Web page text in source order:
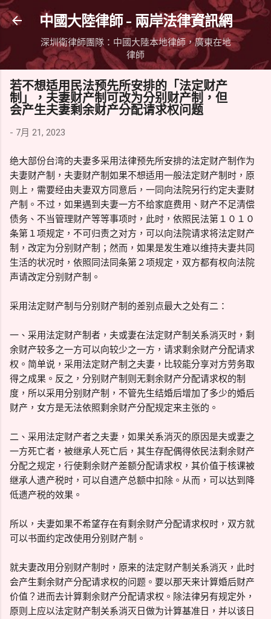
跳到主要內容
中國大陸律師 - 兩岸法律資訊網
深圳衛律師團隊：中國大陸本地律師，廣東在地
律師
若不想适用民法预先所安排的「法定财产
制」，夫妻财产制可改为分别财产制，但
会产生夫妻剩余财产分配请求权问题
- 7月 21, 2023
绝大部份台湾的夫妻多采用法律预先所安排的法定财产制作为
夫妻财产制，夫妻财产制如果不想适用一般法定财产制时，原
则上，需要经由夫妻双方同意后，一同向法院另行约定夫妻财
产制。不过，如果遇到夫妻一方不给家庭费用、财产不足清偿
债务、不当管理财产等等事项时，此时，依照民法第１０１０
条第１项规定，不可归责之对方，可以向法院请求将法定财产
制，改定为分别财产制；然而，如果是发生难以维持夫妻共同
生活的状况时，依照同法同条第２项规定，双方都有权向法院
声请改定分别财产制。
采用法定财产制与分别财产制的差别点最大之处有二：
一、采用法定财产制者，夫或妻在法定财产制关系消灭时，剩
余财产较多之一方可以向较少之一方，请求剩余财产分配请求
权。简单说，采用法定财产制之夫妻，比较能分享对方劳务取
得之成果。反之，分别财产制则无剩余财产分配请求权的制
度，所以采用分别财产制，不管先生结婚后增加了多少的婚后
财产，女方是无法依照剩余财产分配规定来主张的。
二、采用法定财产者之夫妻，如果关系消灭的原因是夫或妻之
一方死亡者，被继承人死亡后，其生存配偶得依民法剩余财产
分配之规定，行使剩余财产差额分配请求权，其价值于核课被
继承人遗产税时，可以自遗产总额中扣除。从而，可以达到降
低遗产税的效果。
所以，夫妻如果不希望存在有剩余财产分配请求权时，双方就
可以书面约定改使用分别财产制。
就夫妻改用分别财产制时，原来的法定财产制关系消灭，此时
会产生剩余财产分配请求权的问题。要以那天来计算婚后财产
价值？进而去计算剩余财产分配请求权。除法律另有规定外，
原则上应以法定财产制关系消灭日做为计算基准日，并以该日